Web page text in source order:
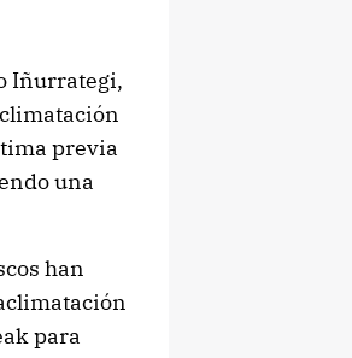
Iñurrategi,
previa
una
han
para